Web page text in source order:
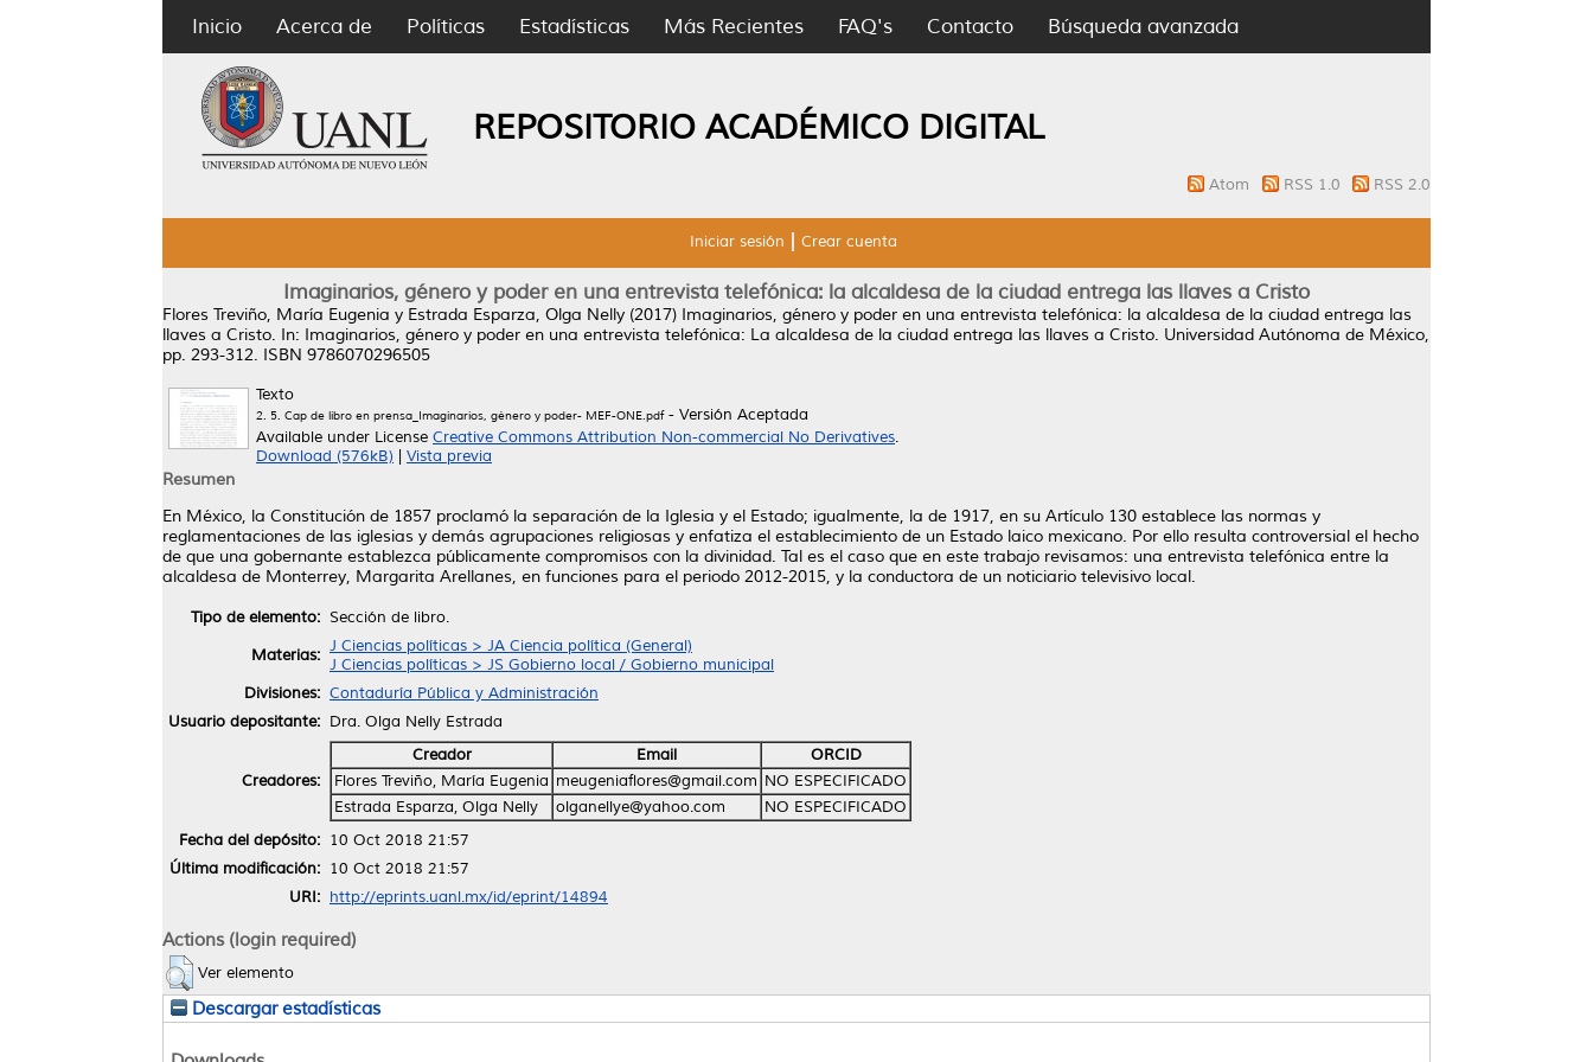
Inicio Acerca de Políticas Estadísticas Más Recientes FAQ's Contacto Búsqueda avanzada
REPOSITORIO ACADÉMICO DIGITAL
Atom RSS 1.0 RSS 2.0
Iniciar sesión Crear cuenta
Imaginarios, género y poder en una entrevista telefónica: la alcaldesa de la ciudad entrega las llaves a Cristo
Flores Treviño, María Eugenia y Estrada Esparza, Olga Nelly (2017) Imaginarios, género y poder en una entrevista telefónica: la alcaldesa de la ciudad entrega las
llaves a Cristo. In: Imaginarios, género y poder en una entrevista telefónica: La alcaldesa de la ciudad entrega las llaves a Cristo. Universidad Autónoma de México,
pp. 293-312. ISBN 9786070296505
Texto
2. 5. Cap de libro en prensa_Imaginarios, género y poder- MEF-ONE.pdf- Versión Aceptada
Available under License Creative Commons Attribution Non-commercial No Derivatives.
Download (576kB)
Vista previa
Resumen
En México, la Constitución de 1857 proclamó la separación de la Iglesia y el Estado; igualmente, la de 1917, en su Artículo 130 establece las normas y
reglamentaciones de las iglesias y demás agrupaciones religiosas y enfatiza el establecimiento de un Estado laico mexicano. Por ello resulta controversial el hecho
de que una gobernante establezca públicamente compromisos con la divinidad. Tal es el caso que en este trabajo revisamos: una entrevista telefónica entre la
alcaldesa de Monterrey, Margarita Arellanes, en funciones para el periodo 2012-2015, y la conductora de un noticiario televisivo local.
Tipo de elemento: Sección de libro.
Materias: J Ciencias políticas > JA Ciencia política (General)
J Ciencias políticas > JS Gobierno local / Gobierno municipal
Divisiones: Contaduría Pública y Administración
Usuario depositante: Dra. Olga Nelly Estrada
Creadores:
Creador Email
ORCID
Flores Treviño, María Eugenia meugeniaflores@gmail.com NO ESPECIFICADO
Estrada Esparza, Olga Nelly
olganellye@yahoo.com
NO ESPECIFICADO
Fecha del depósito: 10 Oct 2018 21:57
Última modificación: 10 Oct 2018 21:57
URI: http://eprints.uanl.mx/id/eprint/14894
Actions (login required)
Ver elemento
Descargar estadísticas